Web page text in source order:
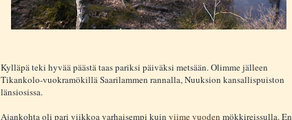
Kylläpä teki hyvää päästä taas pariksi päiväksi metsään. Olimme jälleen
Tikankolo-vuokramökillä Saarilammen rannalla, Nuuksion kansallispuiston
länsiosissa.
Ajankohta oli pari viikkoa varhaisempi kuin viime vuoden mökkireissulla. En